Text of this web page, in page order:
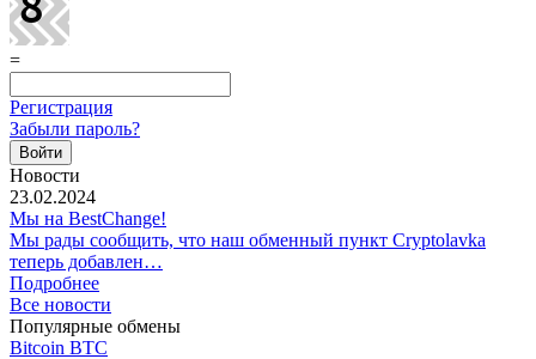
=
Регистрация
Забыли пароль?
Новости
23.02.2024
Мы на BestChange!
Мы рады сообщить, что наш обменный пункт Cryptolavka
теперь добавлен…
Подробнее
Все новости
Популярные обмены
Bitcoin BTC